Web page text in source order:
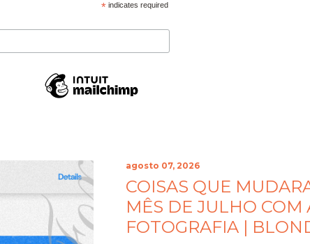
*indicates required
agosto 07, 2026
COISAS QUE
MÊS DE JULHO COM
FOTOGRAFIA |